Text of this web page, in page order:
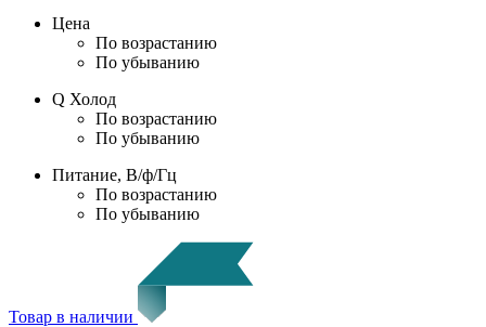
Цена
По возрастанию
По убыванию
Q Холод
По возрастанию
По убыванию
Питание, В/ф/Гц
По возрастанию
По убыванию
Товар в наличии